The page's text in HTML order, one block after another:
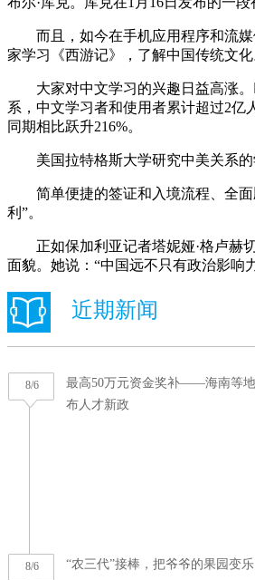
而且，如今在手机应用程序和流媒
家学习《西游记》，了解中国传统文化
大家对中文学习的兴趣日益高涨。
系，中文学习者和使用者累计超过2亿
同期相比跃升216%。
美国拉特格斯大学研究中美关系的
简单便捷的签证和入境流程、全面
利”。
正如保加利亚记者塔妮娅·格卢赫切
面貌。她说：“中国远不只有政治影响